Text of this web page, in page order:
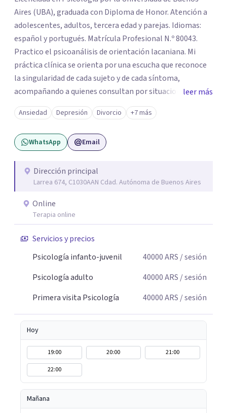
Aires (UBA), graduada con Diploma de Honor. Atención a
adolescentes, adultos, tercera edad y parejas. Idiomas:
español y portugués. Matrícula Profesional N.º 80043.
Practico el psicoanálisis de orientación lacaniana. Mi
práctica clínica se orienta por una escucha que reconoce
la singularidad de cada sujeto y de cada síntoma,
acompañando a quienes consultan por situaciones de
angustia, dificultades en los vínculos, inhibiciones,
duelos, crisis vitales, padecimientos subjetivos y otros
modos de malestar. La práctica analítica propone un
espacio de palabra donde cada sujeto pueda interrogar
construcción de una respuesta singular frente a su
malestar.
leer más
Ansiedad Depresión Divorcio +7 más
WhatsApp Email
Dirección principal
Larrea 674, C1030AAN Cdad. Autónoma de Buenos Aires
Online
Terapia online
Servicios y precios
Psicología infanto-juvenil
40000ARS / sesión
Psicología adulto
40000ARS / sesión
Primera visita Psicología
40000ARS / sesión
Hoy
19:00 20:00
21:00
22:00
Mañana